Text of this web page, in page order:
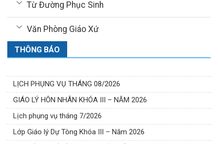
Từ Đường Phục Sinh
Văn Phòng Giáo Xứ
THÔNG BÁO
LỊCH PHỤNG VỤ THÁNG 08/2026
GIÁO LÝ HÔN NHÂN KHÓA III – NĂM 2026
Lịch phụng vụ tháng 7/2026
Lớp Giáo lý Dự Tòng Khóa III – Năm 2026